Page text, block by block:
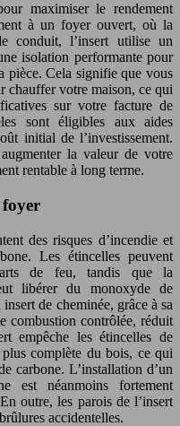
maximiser le rendement
à un foyer ouvert, où la
conduit, l’insert utilise un
isolation performante pour
pièce. Cela signifie que vous
chauffer votre maison, ce qui
sur votre facture de
sont éligibles aux aides
initial de l’investissement.
la valeur de votre
rentable à long terme.
foyer
des risques d’incendie et
Les étincelles peuvent
de feu, tandis que la
libérer du monoxyde de
de cheminée, grâce à sa
combustion contrôlée, réduit
empêche les étincelles de
plus complète du bois, ce qui
carbone. L’installation d’un
est néanmoins fortement
outre, les parois de l’insert
accidentelles.